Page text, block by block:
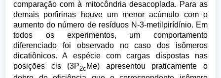
comparação com à mitocôndria desacoplada. Para as
demais porfirinas houve um menor acúmulo com o
aumento do número de resíduos N-3-metilpirídínio. Em
todos os experimentos, um comportamento
diferenciado foi observado no caso dos isômeros
dicatiônicos. A espécie com cargas dispostas nas
posições cis (3P2c Me) apresentou praticamente o